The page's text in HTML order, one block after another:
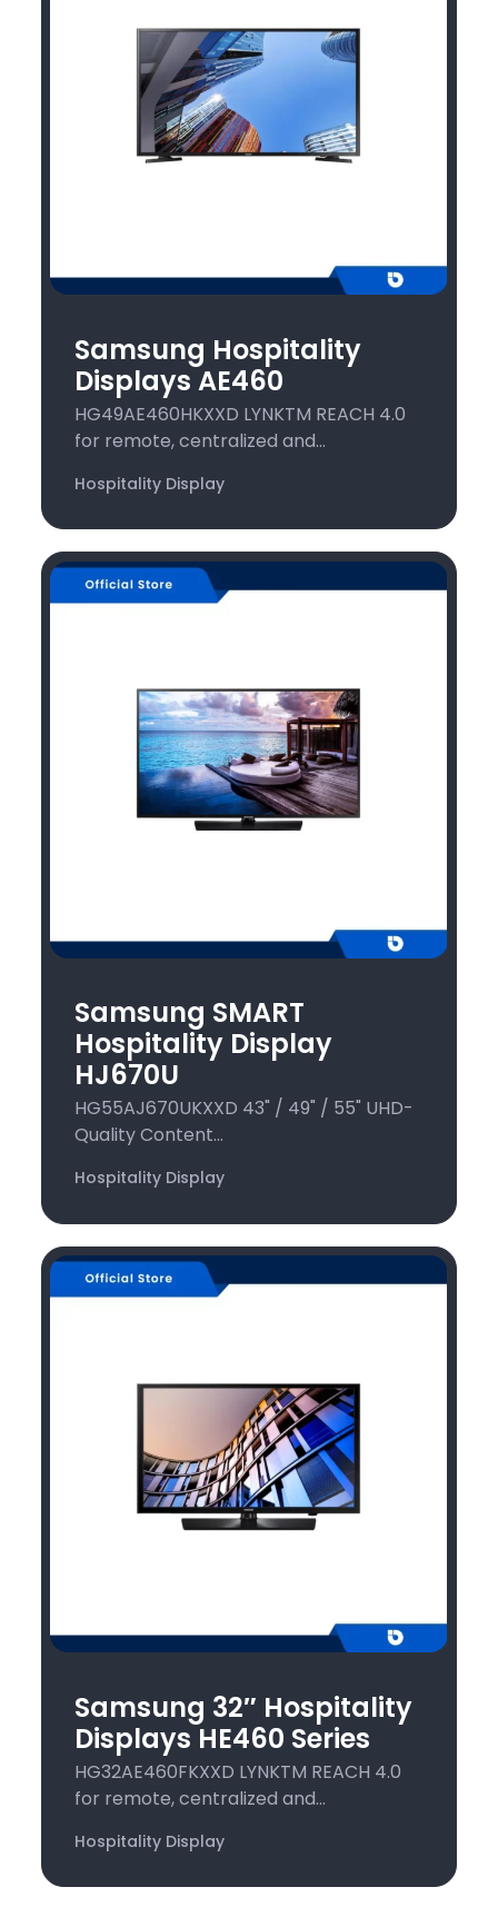
Samsung Hospitality
Displays AE460
HG49AE460HKXXD LYNKTM REACH 4.0
for remote, centralized and...
Hospitality Display
Samsung SMART
Hospitality Display
HJ670U
HG55AJ670UKXXD 43" / 49" / 55" UHD-
Quality Content...
Hospitality Display
Samsung 32″ Hospitality
Displays HE460 Series
HG32AE460FKXXD LYNKTM REACH 4.0
for remote, centralized and...
Hospitality Display